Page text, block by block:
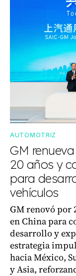
AUTOMOTRIZ
GM
20 años y
para
vehículos
GM renovó por
en China para
desarrollo y
estrategia
hacia México,
y Asia,